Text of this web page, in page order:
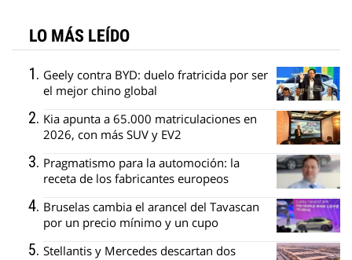
LO MÁS LEÍDO
Geely contra BYD: duelo fratricida por ser
el mejor chino global
Kia apunta a 65.000 matriculaciones en
2026, con más SUV y EV2
Pragmatismo para la automoción: la
receta de los fabricantes europeos
Bruselas cambia el arancel del Tavascan
por un precio mínimo y un cupo
Stellantis y Mercedes descartan dos